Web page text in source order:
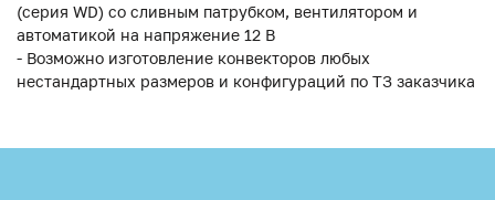
(серия WD) со сливным патрубком, вентилятором и
автоматикой на напряжение 12 В
- Возможно изготовление конвекторов любых
нестандартных размеров и конфигураций по ТЗ заказчика